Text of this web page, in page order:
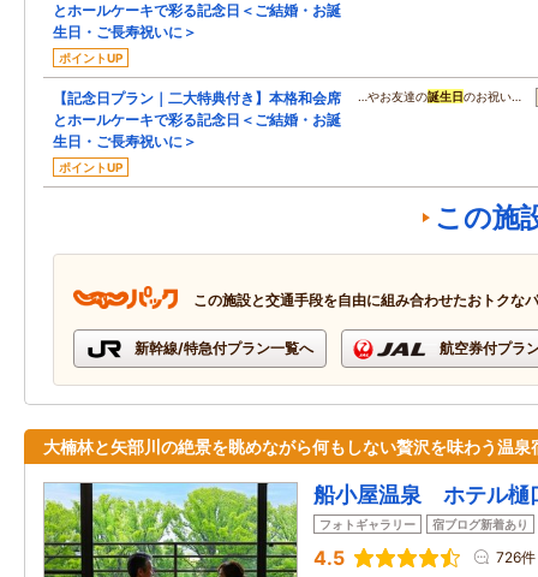
とホールケーキで彩る記念日＜ご結婚・お誕
生日・ご長寿祝いに＞
ポイントUP
【記念日プラン｜二大特典付き】本格和会席
とホールケーキで彩る記念日＜ご結婚・お誕
生日・ご長寿祝いに＞
ポイントUP
…やお友達の誕生日のお祝い…
この施
この施設と交通手段を自由に組み合わせたおトクな
新幹線/特急付プラン一覧へ 航空券付プラ
大楠林と矢部川の絶景を眺めながら何もしない贅沢を味わう温泉
船小屋温泉 ホテル樋
フォトギャラリー 宿ブログ新着あり
4.5 726件